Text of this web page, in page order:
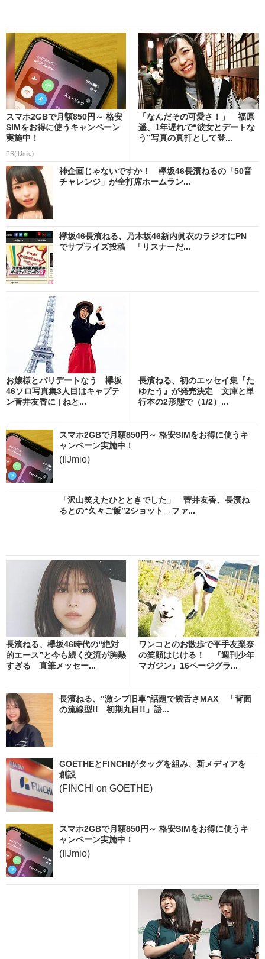
スマホ2GBで月額850円～ 格安
SIMをお得に使うキャンペーン
実施中！
PR(IIJmio)
「なんだその可愛さ！」 福原
遥、1年遅れで“彼女とデートな
う”写真の真打として登...
神企画じゃないですか！ 欅坂46長濱ねるの「50音
チャレンジ」が全打席ホームラン...
欅坂46長濱ねる、乃木坂46新内眞衣のラジオにPN
でサプライズ投稿 「リスナーだ...
お嬢様とパリデートなう 欅坂
46ソロ写真集3人目はキャプテ
ン菅井友香に | ねと...
長濱ねる、初のエッセイ集『た
ゆたう』が発売決定 文庫と単
行本の2形態で（1/2）...
スマホ2GBで月額850円～ 格安SIMをお得に使うキ
ャンペーン実施中！
(IIJmio)
「沢山笑えたひとときでした」 菅井友香、長濱ね
るとの“久々ご飯”2ショット→ファ...
長濱ねる、欅坂46時代の“絶対
的エース”と今も続く交流が胸熱
すぎる 直筆メッセー...
ワンコとのお散歩で平手友梨奈
の笑顔はじける！ 『週刊少年
マガジン』16ページグラ...
長濱ねる、“激シブ旧車”話題で饒舌さMAX 「背面
の流線型!! 初期丸目!!」語...
GOETHEとFINCHIがタッグを組み、新メディアを
創設
(FINCHI on GOETHE)
スマホ2GBで月額850円～ 格安SIMをお得に使うキ
ャンペーン実施中！
(IIJmio)